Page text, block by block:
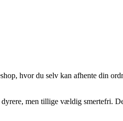
hvor du selv kan afhente din
men tillige vældig smertefri.